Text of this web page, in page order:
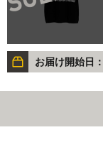
お届け開始日：